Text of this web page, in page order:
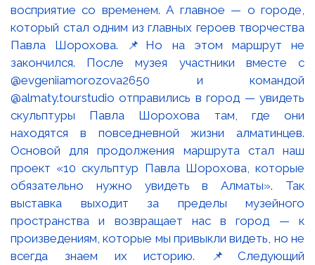
восприятие со временем. А главное — о городе,
который стал одним из главных героев творчества
Павла Шорохова. 📌Но на этом маршрут не
закончился. После музея участники вместе с
@evgeniiamorozova2650 и командой
@almaty.tourstudio отправились в город — увидеть
скульптуры Павла Шорохова там, где они
находятся в повседневной жизни алматинцев.
Основой для продолжения маршрута стал наш
проект «10 скульптур Павла Шорохова, которые
обязательно нужно увидеть в Алматы». Так
выставка выходит за пределы музейного
пространства и возвращает нас в город — к
произведениям, которые мы привыкли видеть, но не
всегда знаем их историю. 📌Следующий